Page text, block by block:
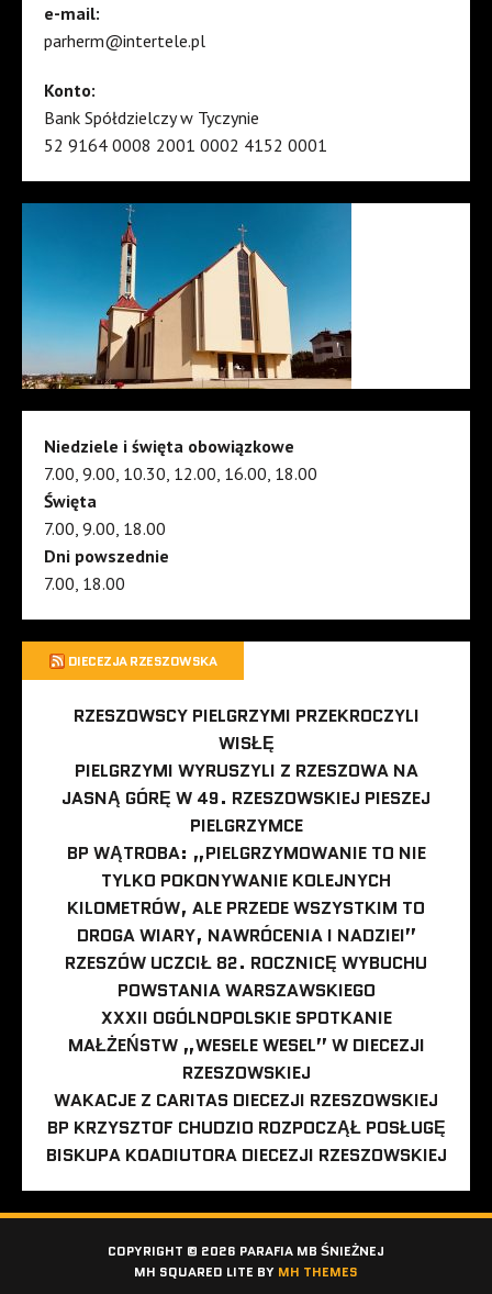
e-mail:
parherm@intertele.pl
Konto:
Bank Spółdzielczy w Tyczynie
52 9164 0008 2001 0002 4152 0001
Niedziele i święta obowiązkowe
7.00, 9.00, 10.30, 12.00, 16.00, 18.00
Święta
7.00, 9.00, 18.00
Dni powszednie
7.00, 18.00
DIECEZJA RZESZOWSKA
RZESZOWSCY PIELGRZYMI PRZEKROCZYLI
WISŁĘ
PIELGRZYMI WYRUSZYLI Z RZESZOWA NA
JASNĄ GÓRĘ W 49. RZESZOWSKIEJ PIESZEJ
PIELGRZYMCE
BP WĄTROBA: „PIELGRZYMOWANIE TO NIE
TYLKO POKONYWANIE KOLEJNYCH
KILOMETRÓW, ALE PRZEDE WSZYSTKIM TO
DROGA WIARY, NAWRÓCENIA I NADZIEI”
RZESZÓW UCZCIŁ 82. ROCZNICĘ WYBUCHU
POWSTANIA WARSZAWSKIEGO
XXXII OGÓLNOPOLSKIE SPOTKANIE
MAŁŻEŃSTW „WESELE WESEL” W DIECEZJI
RZESZOWSKIEJ
WAKACJE Z CARITAS DIECEZJI RZESZOWSKIEJ
BP KRZYSZTOF CHUDZIO ROZPOCZĄŁ POSŁUGĘ
BISKUPA KOADIUTORA DIECEZJI RZESZOWSKIEJ
COPYRIGHT © 2026 PARAFIA MB ŚNIEŻNEJ
MH SQUARED LITE BY MH THEMES